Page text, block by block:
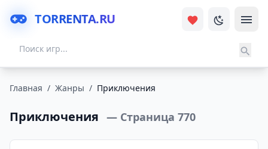
TORRENTA.RU
Главная / Жанры / Приключения
Приключения — Страница 770